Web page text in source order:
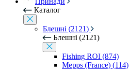
Каталог
Блешні (2121)
Блешні (2121)
Fishing ROI (874)
Mepps (France) (114)